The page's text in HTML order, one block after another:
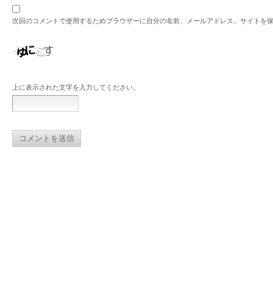
次回のコメントで使用するためブラウザーに自分の名前、メールアドレス、サイトを
上に表示された文字を入力してください。